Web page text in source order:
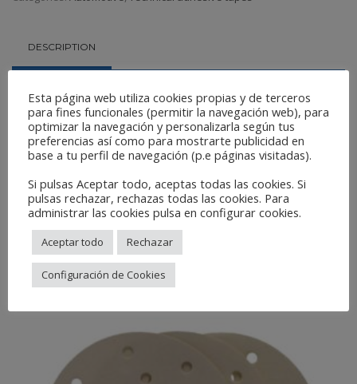
DESCRIPTION
Referencia:
6mm x 10mDCT6
9mm x 10mDCT9
12mm x 10mDCT12
19mm x 10m
DCT19
25mm x 10mDCT25
Related Products
Esta página web utiliza cookies propias y de terceros
para fines funcionales (permitir la navegación web), para
optimizar la navegación y personalizarla según tus
preferencias así como para mostrarte publicidad en
base a tu perfil de navegación (p.e páginas visitadas).
Si pulsas Aceptar todo, aceptas todas las cookies. Si
pulsas rechazar, rechazas todas las cookies. Para
administrar las cookies pulsa en configurar cookies.
Aceptar todo Rechazar
Configuración de Cookies